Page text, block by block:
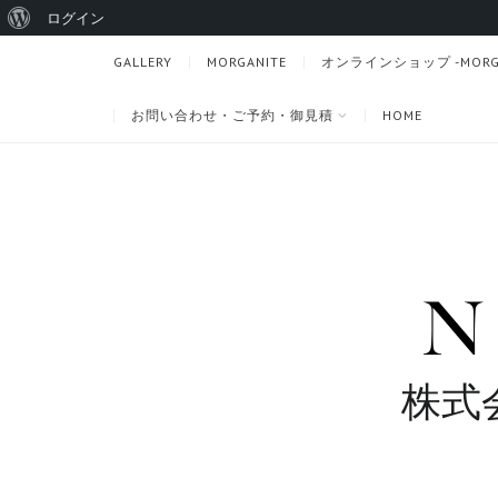
GALLERY MORGANITE オンラインショップ -
お問い合わせ・ご予約・御見積 HOME
株式
WordPress
ログイン